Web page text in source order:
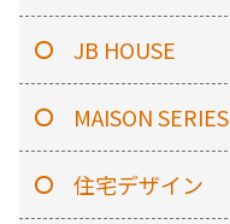
JB HOUSE
MAISON SERIES
住宅デザイン